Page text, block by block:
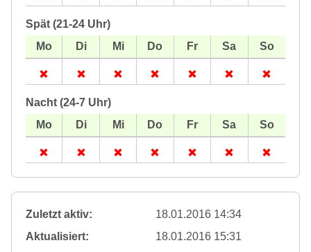
Spät (21-24 Uhr)
Nacht (24-7 Uhr)
Zuletzt aktiv:
18.01.2016 14:34
Aktualisiert:
18.01.2016 15:31